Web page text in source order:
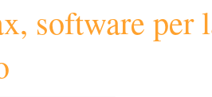
software per